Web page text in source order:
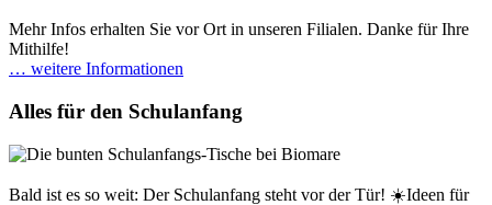
Mehr Infos erhalten Sie vor Ort in unseren Filialen. Danke für Ihre
Mithilfe!
… weitere Informationen
Alles für den Schulanfang
Bald ist es so weit: Der Schulanfang steht vor der Tür! ☀️Ideen für